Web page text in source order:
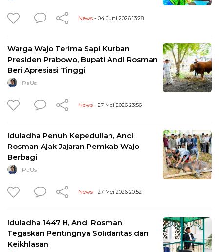
News - 04 Juni 2026 13:28
Warga Wajo Terima Sapi Kurban
Presiden Prabowo, Bupati Andi Rosman
Beri Apresiasi Tinggi
PaUs
News - 27 Mei 2026 23:56
Iduladha Penuh Kepedulian, Andi
Rosman Ajak Jajaran Pemkab Wajo
Berbagi
PaUs
News - 27 Mei 2026 20:52
Iduladha 1447 H, Andi Rosman
Tegaskan Pentingnya Solidaritas dan
Keikhlasan